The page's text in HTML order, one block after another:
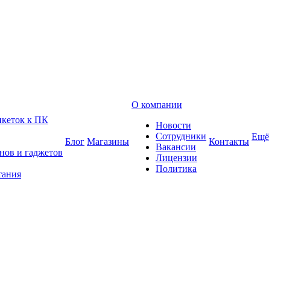
к ПК
и гаджетов
Блог Магазины
О компании
Новости
Сотрудники
Вакансии
Лицензии
Политика
Контакты Ещё